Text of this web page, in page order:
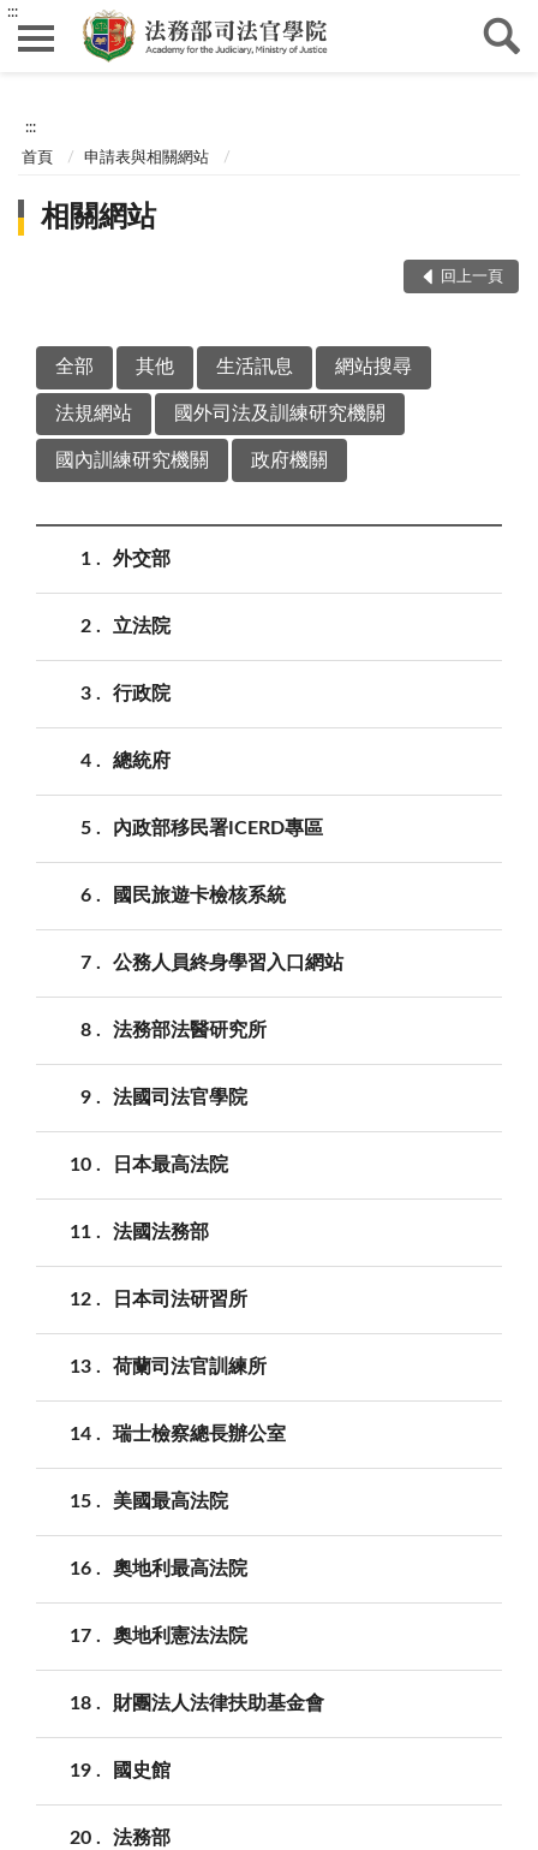
:::
:::
首頁 申請表與相關網站
相關網站
回上一頁
全部 其他 生活訊息 網站搜尋
法規網站 國外司法及訓練研究機關
國內訓練研究機關 政府機關
1 外交部
2 立法院
3 行政院
4 總統府
5 內政部移民署ICERD專區
6 國民旅遊卡檢核系統
7 公務人員終身學習入口網站
8 法務部法醫研究所
9 法國司法官學院
10 日本最高法院
11 法國法務部
12 日本司法研習所
13 荷蘭司法官訓練所
14 瑞士檢察總長辦公室
15 美國最高法院
16 奧地利最高法院
17 奧地利憲法法院
18 財團法人法律扶助基金會
19 國史館
20 法務部